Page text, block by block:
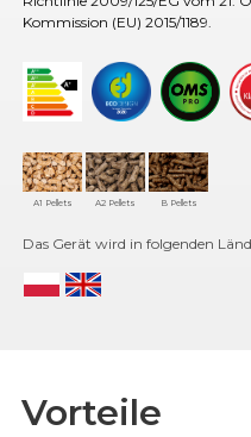
Kommission (EU) 2015/1189.
A1 Pellets A2 Pellets B Pellets
Das Gerät wird in folgenden
Vorteile